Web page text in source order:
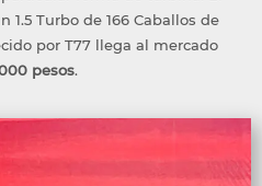
1.5 Turbo de 166 Caballos de
por T77 llega al mercado
pesos.